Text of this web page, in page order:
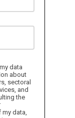
data
about
sectoral
and
the
data,